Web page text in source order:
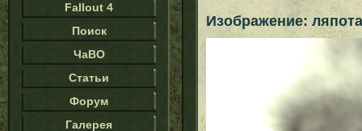
Fallout 4
Поиск
ЧаВО
Статьи
Форум
Галерея
Изображение: ляпота